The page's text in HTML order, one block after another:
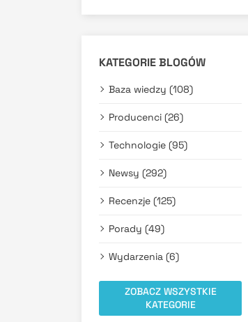
KATEGORIE BLOGÓW
Baza wiedzy (108)
Producenci (26)
Technologie (95)
Newsy (292)
Recenzje (125)
Porady (49)
Wydarzenia (6)
ZOBACZ WSZYSTKIE
KATEGORIE